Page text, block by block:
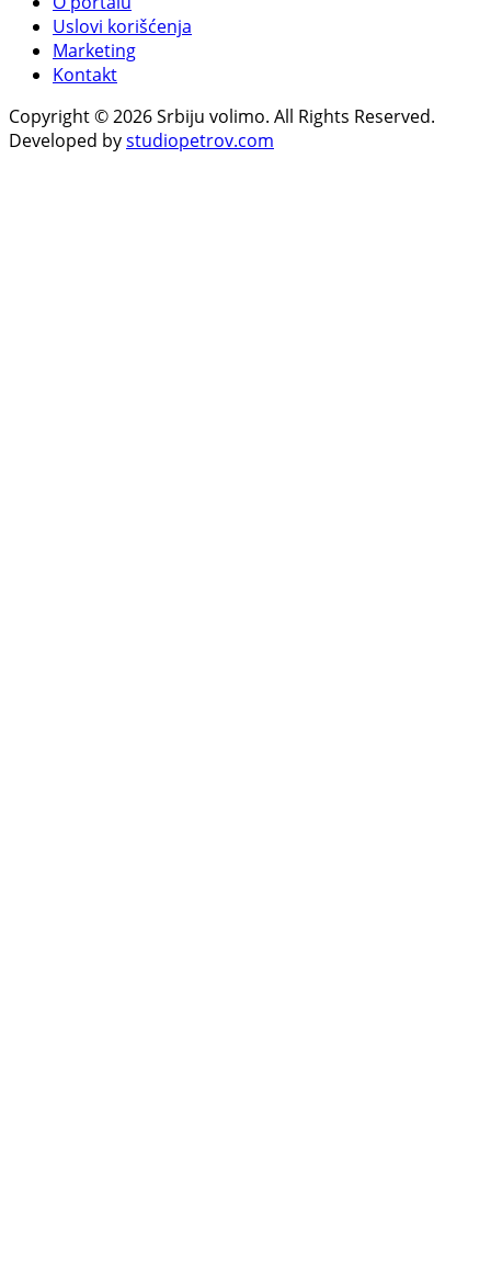
Uslovi korišćenja
Marketing
Kontakt
Copyright © 2026 Srbiju volimo. All Rights Reserved.
Developed bystudiopetrov.com